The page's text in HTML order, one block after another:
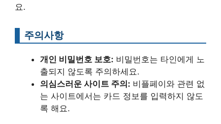
요.
주의사항
개인 비밀번호 보호: 비밀번호는 타인에게 노
출되지 않도록 주의하세요.
의심스러운 사이트 주의: 비플페이와 관련 없
는 사이트에서는 카드 정보를 입력하지 않도
록 해요.